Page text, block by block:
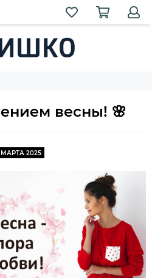
весны! 🌸
МАРТА 2025